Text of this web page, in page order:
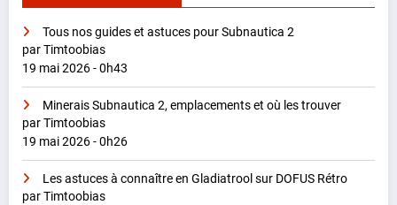
Tous nos guides et astuces pour Subnautica 2
par Timtoobias
19 mai 2026 - 0h43
Minerais Subnautica 2, emplacements et où les trouver
par Timtoobias
19 mai 2026 - 0h26
Les astuces à connaître en Gladiatrool sur DOFUS Rétro
par Timtoobias